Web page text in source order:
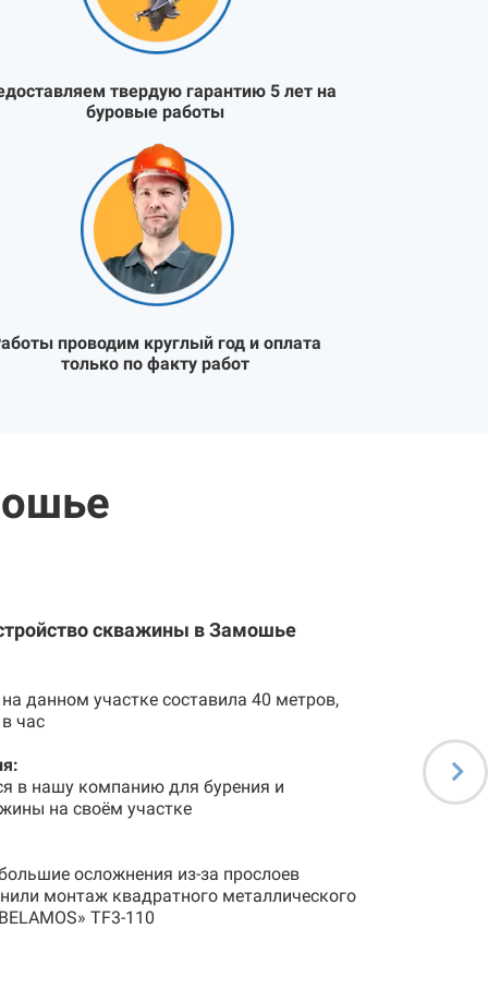
твердую гарантию 5 лет на
буровые работы
проводим круглый год и оплата
только по факту работ
скважины в Замошье
данном участке составила 40 метров,
час
в нашу компанию для бурения и
на своём участке
осложнения из-за прослоев
монтаж квадратного металлического
TF3-110